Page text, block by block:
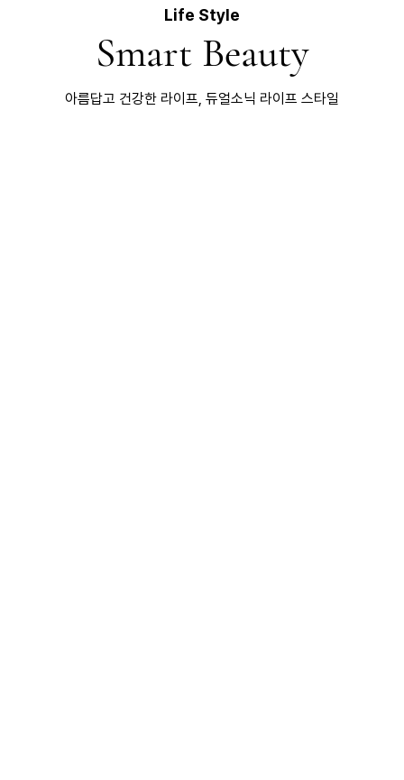
Life Style
Smart Beauty
아름답고 건강한 라이프, 듀얼소닉 라이프 스타일